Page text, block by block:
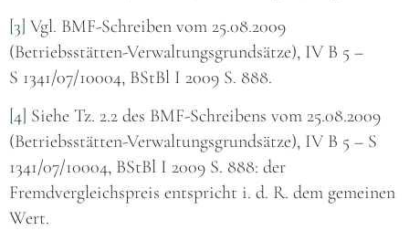
[3] Vgl. BMF-Schreiben vom 25.08.2009
(Betriebsstätten-Verwaltungsgrundsätze), IV B 5 –
S 1341/07/10004, BStBl I 2009 S. 888.
[4] Siehe Tz. 2.2 des BMF-Schreibens vom 25.08.2009
(Betriebsstätten-Verwaltungsgrundsätze), IV B 5 – S
1341/07/10004, BStBl I 2009 S. 888: der
Fremdvergleichspreis entspricht i. d. R. dem gemeinen
Wert.